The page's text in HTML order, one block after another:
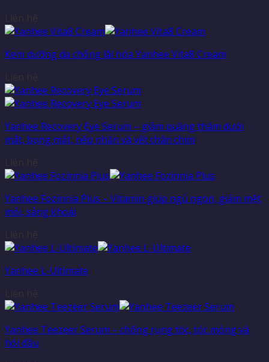
Kem dưỡng da chống lãi hóa Yanhee Vita8 Cream
Yanhee Recovery Eye Serum – giảm quầng thâm dưới
mắt, bọng mắt, nếp nhăn và vết chân chim
Yanhee Fozinnia Plus – Vitamin giúp ngủ ngon, giảm mệt
mỏi, sảng khoái
Yanhee L-Ultimate
Yanhee Teezeer Serum – chống rụng tóc, tóc mỏng và
hói đầu